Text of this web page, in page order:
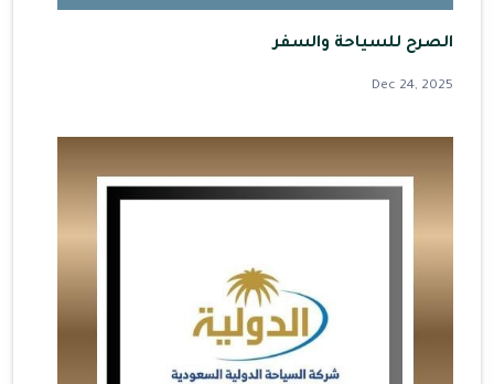
الصرح للسياحة والسفر
Dec 24, 2025